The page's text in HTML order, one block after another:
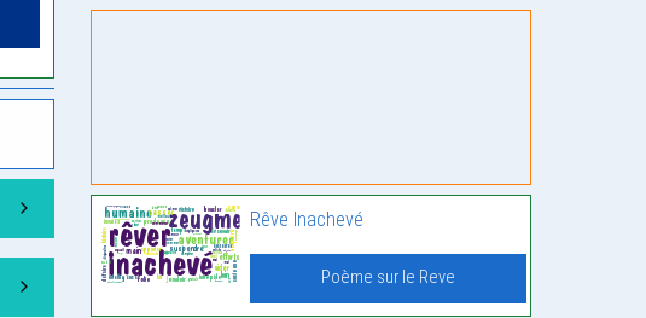
Rêve Inachevé
Poème sur le Reve